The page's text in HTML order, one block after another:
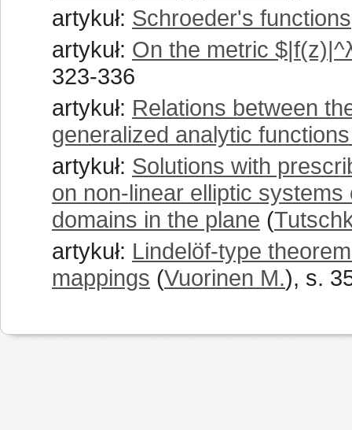
artykuł: Schroeder's functions
artykuł: On the metric
323-336
artykuł: Relations between
generalized analytic
artykuł: Solutions with
on non-linear elliptic
domains in the plane (
artykuł: Lindelöf-type
mappings (Vuorinen M.), s.